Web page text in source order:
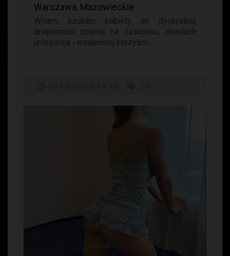
Warszawa, Mazowieckie
Witam, szukam kobiety do dyskretnej
znajomości opartej na szacunku, chwilach
uniesienia i wzajemnej korzyści...